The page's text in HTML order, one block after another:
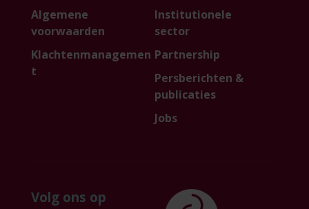
Algemene
voorwaarden
Klachtenmanagemen
t
Institutionele
sector
Partnership
Persberichten &
publicaties
Jobs
Volg ons op